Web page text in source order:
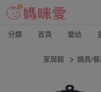
分類 首頁 嬰幼
家居館 鍋具/